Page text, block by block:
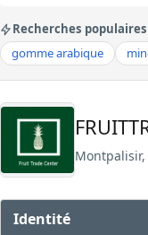
Recherches populaires
gomme arabique
Identité